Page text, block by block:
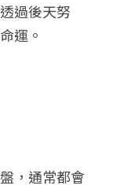
過後天努
運。
，通常都會